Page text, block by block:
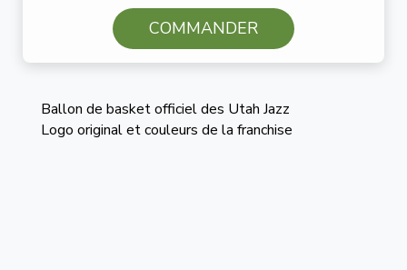
COMMANDER
Ballon de basket officiel des Utah Jazz
Logo original et couleurs de la franchise